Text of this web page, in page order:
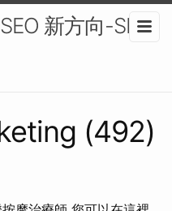
新方向-SEO
(492)